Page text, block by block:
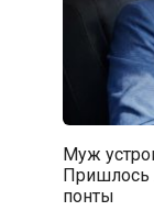
Муж
Пришлось
понты